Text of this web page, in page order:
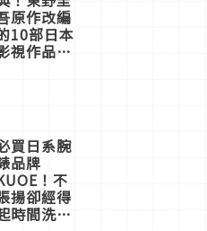
原作改編
10部日本
視作品推
買日系腕
品牌
！不
揚卻經得
時間洗鍊